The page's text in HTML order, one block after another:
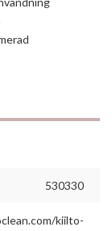
530330
kiilto-